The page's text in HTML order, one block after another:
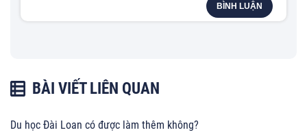
BÌNH LUẬN
BÀI VIẾT LIÊN QUAN
Du học Đài Loan có được làm thêm không?